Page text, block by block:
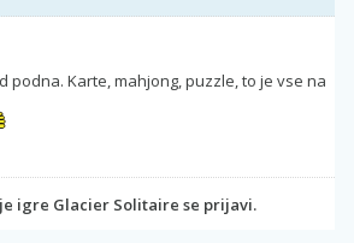
podna. Karte, mahjong, puzzle, to je vse na
igre Glacier Solitaire se prijavi.